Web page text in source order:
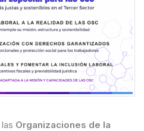
Organizaciones de la